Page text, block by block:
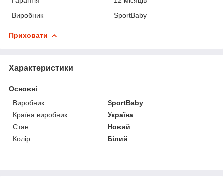
Виробник
SportBaby
Приховати
Характеристики
Основні
Виробник
SportBaby
Країна виробник
Україна
Стан
Новий
Колір
Білий